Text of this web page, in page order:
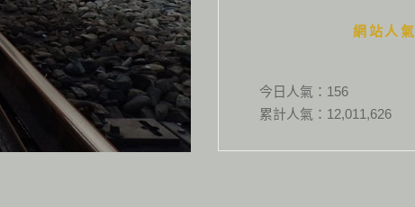
網站人氣
今日人氣： 156
累計人氣： 12,011,626